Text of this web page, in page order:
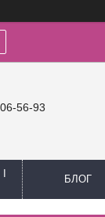
56-93
БЛОГ